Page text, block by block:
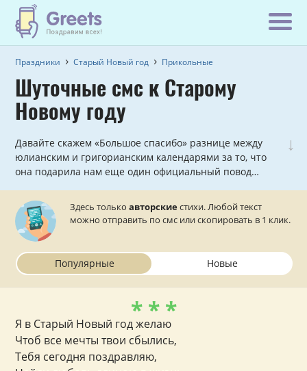
Праздники Старый Новый год Прикольные
Шуточные смс к Старому
Новому году
↓
Давайте скажем «Большое спасибо» разнице между
юлианским и григорианским календарями за то, что
она подарила нам еще один официальный повод
«пятёрку» по чувству юмора, придумали и написали
множество смешных и прикольных смс поздравлений
специально к празднику Старого Нового года 2027.
Осталось их отправить на телефон!
Здесь толькоавторские стихи. Любой текст
можно отправить по смс или скопировать в 1 клик.
Популярные Новые
* * *
Я в Старый Новый год желаю
Чтоб все мечты твои сбылись,
Тебя сегодня поздравляю,